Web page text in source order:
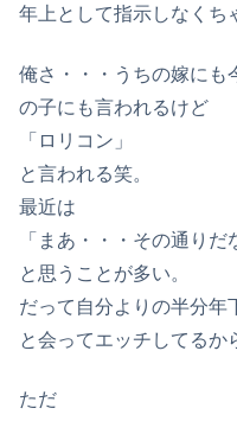
年上として指示しなくち
俺さ・・・うちの嫁にも
の子にも言われるけど
「ロリコン」
と言われる笑。
最近は
「まあ・・・その通りだ
と思うことが多い。
だって自分よりの半分年
と会ってエッチしてるか
ただ